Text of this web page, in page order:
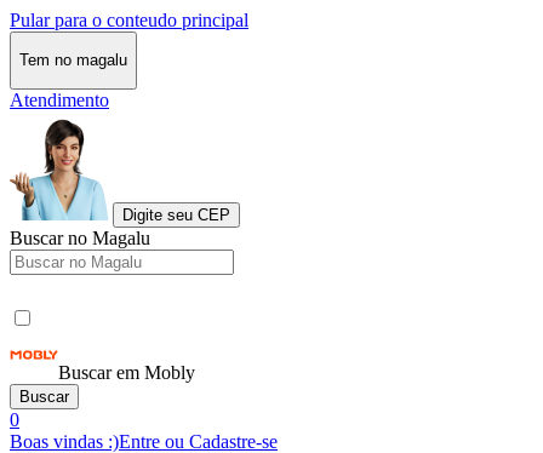
Pular para o conteudo principal
Tem no magalu
Atendimento
Digite seu CEP
Buscar no Magalu
Buscar em Mobly
Buscar
0
Boas vindas :)Entre ou Cadastre-se